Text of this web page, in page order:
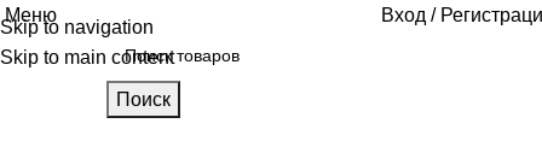
Skip to navigation
Skip to main content
Меню Вход /
Поиск